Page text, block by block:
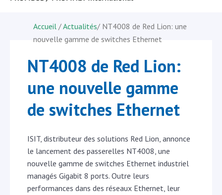
Accueil /Actualités/ NT4008 de Red Lion: une
nouvelle gamme de switches Ethernet
NT4008 de Red Lion:
une nouvelle gamme
de switches Ethernet
ISIT, distributeur des solutions Red Lion, annonce
le lancement des passerelles NT4008, une
nouvelle gamme de switches Ethernet industriel
managés Gigabit 8 ports. Outre leurs
performances dans des réseaux Ethernet, leur